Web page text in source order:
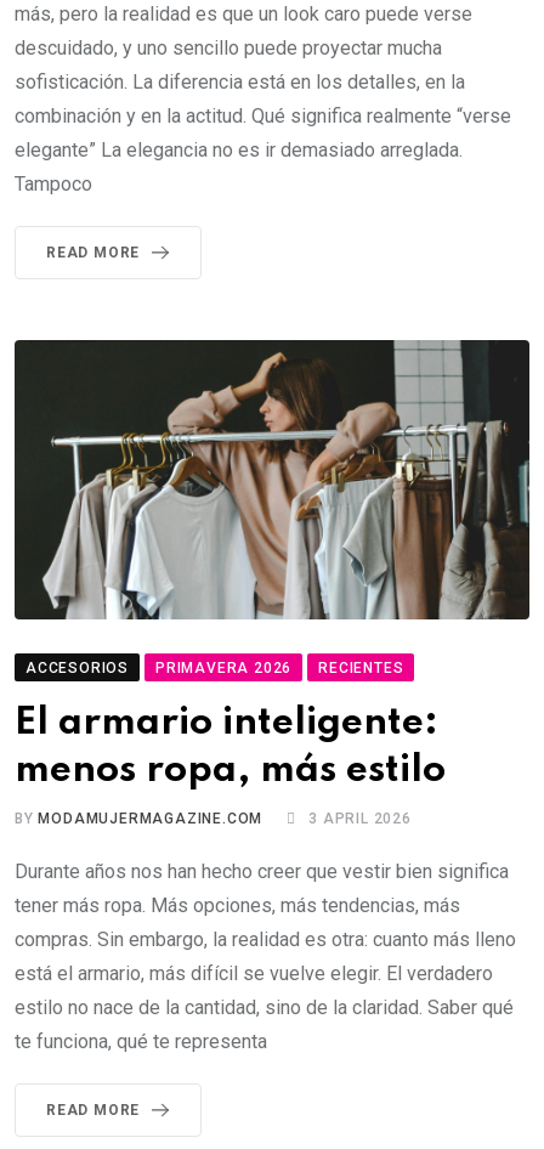
más, pero la realidad es que un look caro puede verse
descuidado, y uno sencillo puede proyectar mucha
sofisticación. La diferencia está en los detalles, en la
combinación y en la actitud. Qué significa realmente “verse
elegante” La elegancia no es ir demasiado arreglada.
Tampoco
READ MORE
ACCESORIOS PRIMAVERA 2026 RECIENTES
El armario inteligente:
menos ropa, más estilo
BYMODAMUJERMAGAZINE.COM 3 APRIL 2026
Durante años nos han hecho creer que vestir bien significa
tener más ropa. Más opciones, más tendencias, más
compras. Sin embargo, la realidad es otra: cuanto más lleno
está el armario, más difícil se vuelve elegir. El verdadero
estilo no nace de la cantidad, sino de la claridad. Saber qué
te funciona, qué te representa
READ MORE